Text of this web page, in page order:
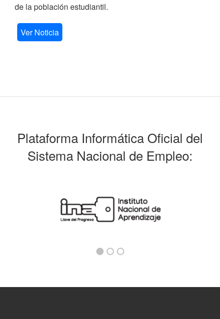
de la población estudiantil.
Ver Noticia
Plataforma Informática Oficial del
Sistema Nacional de Empleo: